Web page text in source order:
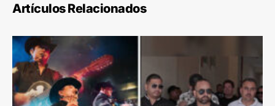
Artículos Relacionados